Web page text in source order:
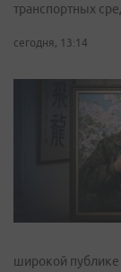
транспортных
сегодня, 13:14
широкой публике